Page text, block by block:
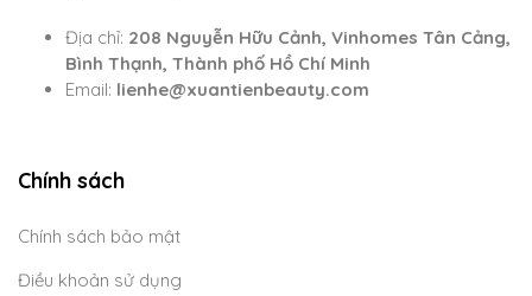
Địa chỉ: 208 Nguyễn Hữu Cảnh, Vinhomes Tân Cảng,
Bình Thạnh, Thành phố Hồ Chí Minh
Email: lienhe@xuantienbeauty.com
Chính sách
Chính sách bảo mật
Điều khoản sử dụng